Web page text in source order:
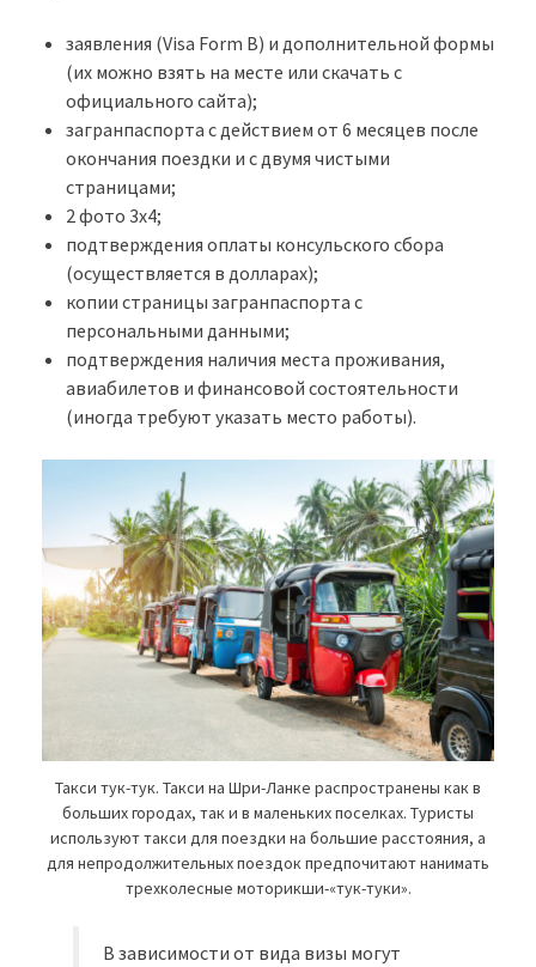
заявления (Visa Form B) и дополнительной формы
(их можно взять на месте или скачать с
официального сайта);
загранпаспорта с действием от 6 месяцев после
окончания поездки и с двумя чистыми
страницами;
2 фото 3х4;
подтверждения оплаты консульского сбора
(осуществляется в долларах);
копии страницы загранпаспорта с
персональными данными;
подтверждения наличия места проживания,
авиабилетов и финансовой состоятельности
(иногда требуют указать место работы).
Такси тук-тук. Такси на Шри-Ланке распространены как в
больших городах, так и в маленьких поселках. Туристы
используют такси для поездки на большие расстояния, а
для непродолжительных поездок предпочитают нанимать
трехколесные моторикши-«тук-туки».
В зависимости от вида визы могут